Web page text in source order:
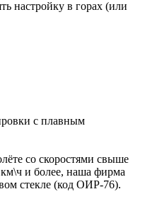
настройку в горах (или
с плавным
со скоростями свыше
и более, наша фирма
стекле (код ОИР-76).